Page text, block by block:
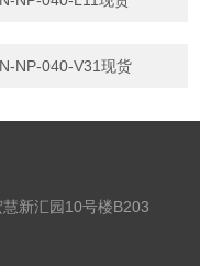
NP-040-V31现货
新汇园10号楼B203